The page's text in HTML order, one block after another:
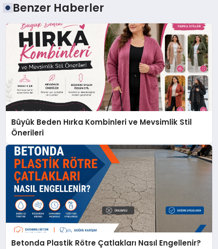
Benzer Haberler
Büyük Beden Hırka Kombinleri ve Mevsimlik Stil
Önerileri
Betonda Plastik Rötre Çatlakları Nasıl Engellenir?